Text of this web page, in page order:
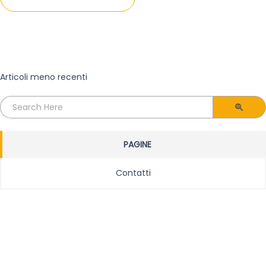
Navigazione
articoli
Articoli meno recenti
PAGINE
Contatti